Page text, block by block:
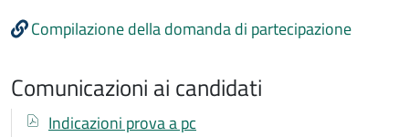
Compilazione della domanda di partecipazione
Comunicazioni ai candidati
Comunicazioni ai candidati
Documenti
Documento
Indicazioni prova a pc